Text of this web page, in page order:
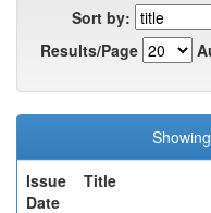
Sort by:
Results/Page
Issue
Date
Title